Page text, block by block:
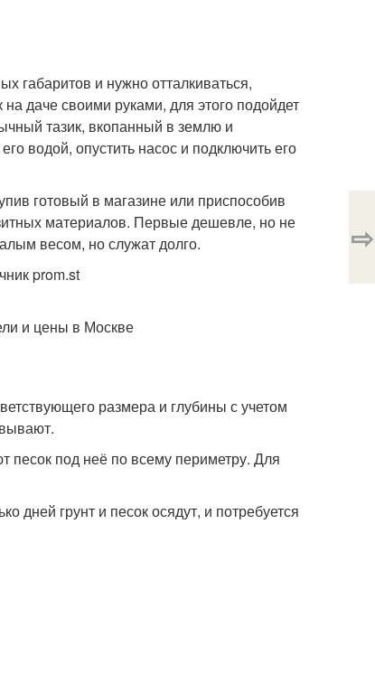
и нужно отталкиваться,
даче своими руками, для этого подойдет
тазик, вкопанный в землю и
водой, опустить насос и подключить его
готовый в магазине или приспособив
материалов. Первые дешевле, но не
весом, но служат долго.
prom.st
и цены в Москве
размера и глубины с учетом
под неё по всему периметру. Для
дней грунт и песок осядут, и потребуется
⇨